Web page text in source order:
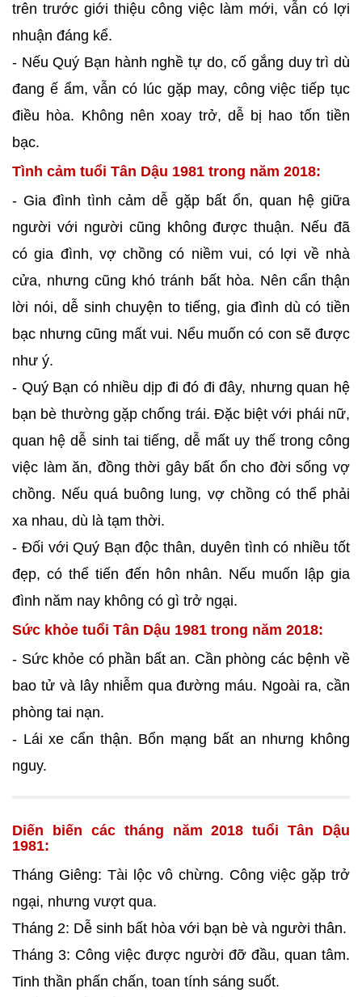
trên trước giới thiệu công việc làm mới, vẫn có lợi
nhuận đáng kể.
- Nếu Quý Bạn hành nghề tự do, cố gắng duy trì dù
đang ế ẩm, vẫn có lúc gặp may, công việc tiếp tục
điều hòa. Không nên xoay trở, dễ bị hao tốn tiền
bạc.
Tình cảm tuổi Tân Dậu 1981 trong năm 2018:
- Gia đình tình cảm dễ gặp bất ổn, quan hệ giữa
người với người cũng không được thuận. Nếu đã
có gia đình, vợ chồng có niềm vui, có lợi về nhà
cửa, nhưng cũng khó tránh bất hòa. Nên cẩn thận
lời nói, dễ sinh chuyện to tiếng, gia đình dù có tiền
bạc nhưng cũng mất vui. Nểu muốn có con sẽ được
như ý.
- Quý Bạn có nhiều dịp đi đó đi đây, nhưng quan hệ
bạn bè thường gặp chống trái. Đặc biệt với phái nữ,
quan hệ dễ sinh tai tiếng, dễ mất uy thế trong công
việc làm ăn, đồng thời gây bất ổn cho đời sống vợ
chồng. Nếu quá buông lung, vợ chồng có thể phải
xa nhau, dù là tạm thời.
- Đối với Quý Bạn độc thân, duyên tình có nhiều tốt
đẹp, có thể tiến đến hôn nhân. Nếu muốn lập gia
đình năm nay không có gì trở ngại.
Sức khỏe tuổi Tân Dậu 1981 trong năm 2018:
- Sức khỏe có phần bất an. Cần phòng các bệnh về
bao tử và lây nhiễm qua đường máu. Ngoài ra, cần
phòng tai nạn.
- Lái xe cẩn thận. Bổn mạng bất an nhưng không
nguy.
Diến biến các tháng năm 2018 tuổi Tân Dậu
1981:
Tháng Giêng: Tài lộc vô chừng. Công việc gặp trở
ngại, nhưng vượt qua.
Tháng 2: Dễ sinh bất hòa với bạn bè và người thân.
Tháng 3: Công việc được người đỡ đầu, quan tâm.
Tinh thần phấn chấn, toan tính sáng suốt.